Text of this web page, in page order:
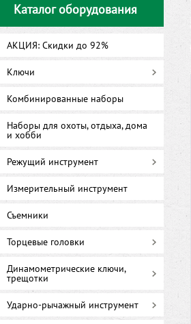
Каталог оборудования
АКЦИЯ: Скидки до 92%
Ключи
Комбинированные наборы
Наборы для охоты, отдыха, дома
и хобби
Режущий инструмент
Измерительный инструмент
Съемники
Торцевые головки
Динамометрические ключи,
трещотки
Ударно-рычажный инструмент